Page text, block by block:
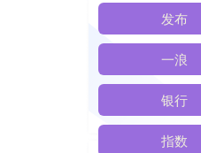
发布
一浪
银行
指数